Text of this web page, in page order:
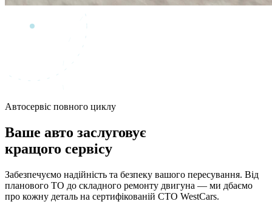
Автосервіс повного циклу
Ваше авто заслуговує
кращого сервісу
Забезпечуємо надійність та безпеку вашого пересування. Від
планового ТО до складного ремонту двигуна — ми дбаємо
про кожну деталь на сертифікованій СТО WestCars.